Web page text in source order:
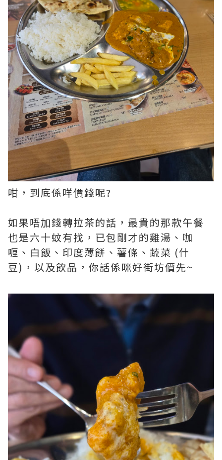
咁，到底係咩價錢呢?
如果唔加錢轉拉茶的話，最貴的那款午餐
也是六十蚊有找，已包剛才的雞湯、咖
喱、白飯、印度薄餅、薯條、蔬菜 (什
豆)，以及飲品，你話係咪好街坊價先~